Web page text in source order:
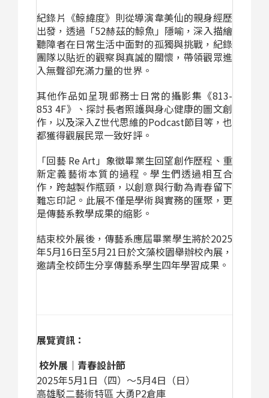
紀錄片《鯨緯度》則從導演韋美仙的親身經歷
出發，透過「52赫茲的鯨魚」隱喻，深入描繪
聽障者在日常生活中面對的孤獨與挑戰，紀錄
團隊以貼近的觀察與真誠的關懷，帶領觀眾進
入無聲卻充滿力量的世界。
其他作品如呈現郵務士日常的攝影集《813-
853 4F》、探討長者照護與身心健康的圖文創
作，以及深入Z世代思維的Podcast節目等，也
都獲得觀展民眾一致好評。
「回藝 Re Art」象徵畢業生回望創作歷程、重
新定義藝術本質的過程。學生們透過相互合
作，跨越製作瓶頸，以創意與行動為青春留下
難忘印記。此展不僅是學術與實務的匯聚，更
是傳藝系教學成果的縮影。
結束校外展後，傳藝系應屆畢業學生將於2025
年5月16日至5月21日於文藻校園舉辦校內展，
邀請全校師生分享傳藝系學生四年學習成果。
展覽資訊：
校外展｜青春設計節
2025年5月1日（四）～5月4日（日）
高雄駁二藝術特區 大勇P2倉庫